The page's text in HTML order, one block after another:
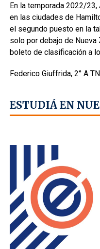
En la temporada 2022/
en las ciudades de
el segundo puesto en la
solo por debajo de Nueva
boleto de clasificación a
Federico Giuffrida, 2° A
ESTUDIÁ EN